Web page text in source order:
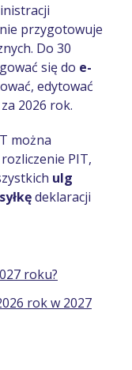
przygotowuje
Do 30
się do e-
edytować
2026 rok.
można
PIT,
ulg
deklaracji
roku?
rok w 2027